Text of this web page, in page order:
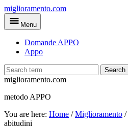
Skip
to
main
miglioramento.com
Menu
Domande APPO
Appo
Search
miglioramento.com
metodo APPO
You are here: Home /Miglioramento /
abitudini